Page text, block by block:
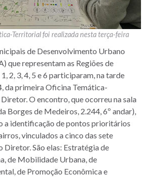
Territorial foi realizada nesta terça-feira
de Desenvolvimento Urbano
que representam as Regiões de
2, 3, 4, 5 e 6 participaram, na tarde
da primeira Oficina Temática-
O encontro, que ocorreu na sala
Borges de Medeiros, 2.244, 6º andar),
a identificação de pontos prioritários
vinculados a cinco das sete
Diretor. São elas: Estratégia de
de Mobilidade Urbana, de
de Promoção Econômica e